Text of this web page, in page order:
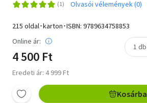
Olvasói vélemények (0)
215 oldal･karton･ISBN: 9789634758853
Online ár:
4 500 Ft
Eredeti ár: 4 999 Ft
Kosárba